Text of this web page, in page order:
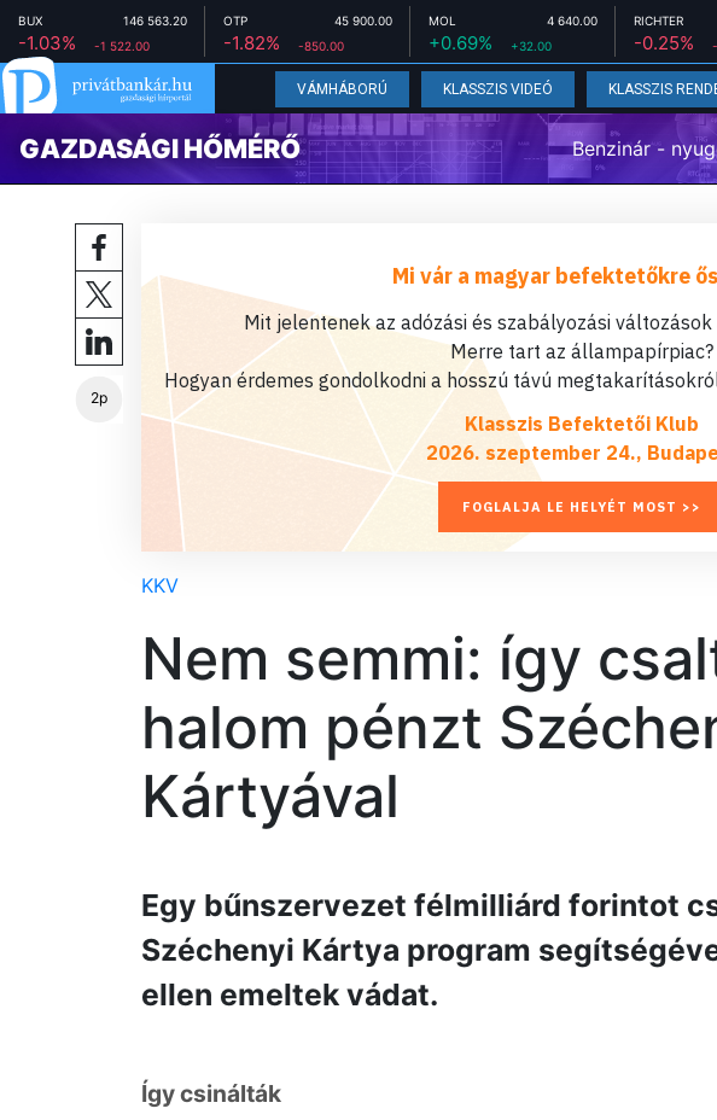
BUX 146 563.20
-1.03% -1 522.00
OTP 45 900.00
-1.82% -850.00
MOL 4 640.00
+0.69% +32.00
RICHTER
-0.25%
VÁMHÁBORÚ KLASSZIS VIDEÓ KLASSZIS
GAZDASÁGI HŐMÉRŐ Benzinár -
2p
Mi vár a magyar befektetőkre
Mit jelentenek az adózási és szabályozási
Merre tart az állampapírpiac?
Hogyan érdemes gondolkodni a hosszú távú
Klasszis Befektetői Klub
2026. szeptember 24.,
FOGLALJA LE HELYÉT MOST >>
KKV
Nem semmi: így
halom pénzt
Kártyával
Egy bűnszervezet félmilliárd forintot
Széchenyi Kártya program
ellen emeltek vádat.
Így csinálták